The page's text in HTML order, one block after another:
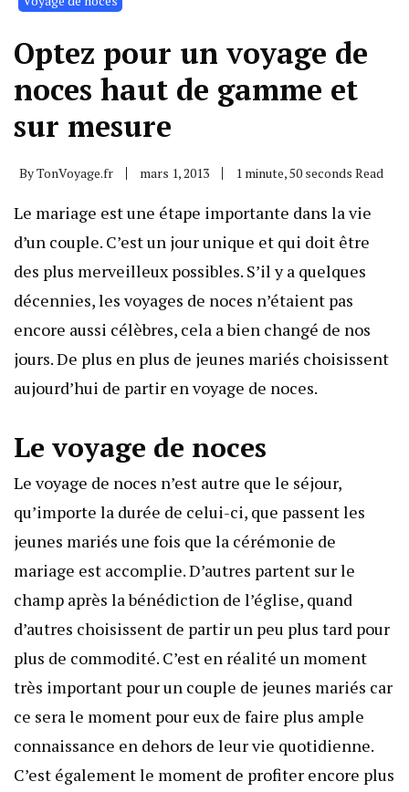
Optez pour un voyage de
noces haut de gamme et
sur mesure
ByTonVoyage.fr mars 1, 2013 1 minute, 50 seconds Read
Le mariage est une étape importante dans la vie
d’un couple. C’est un jour unique et qui doit être
des plus merveilleux possibles. S’il y a quelques
décennies, les voyages de noces n’étaient pas
encore aussi célèbres, cela a bien changé de nos
jours. De plus en plus de jeunes mariés choisissent
aujourd’hui de partir en voyage de noces.
Le voyage de noces
Le voyage de noces n’est autre que le séjour,
qu’importe la durée de celui-ci, que passent les
jeunes mariés une fois que la cérémonie de
mariage est accomplie. D’autres partent sur le
champ après la bénédiction de l’église, quand
d’autres choisissent de partir un peu plus tard pour
plus de commodité. C’est en réalité un moment
très important pour un couple de jeunes mariés car
ce sera le moment pour eux de faire plus ample
connaissance en dehors de leur vie quotidienne.
C’est également le moment de profiter encore plus